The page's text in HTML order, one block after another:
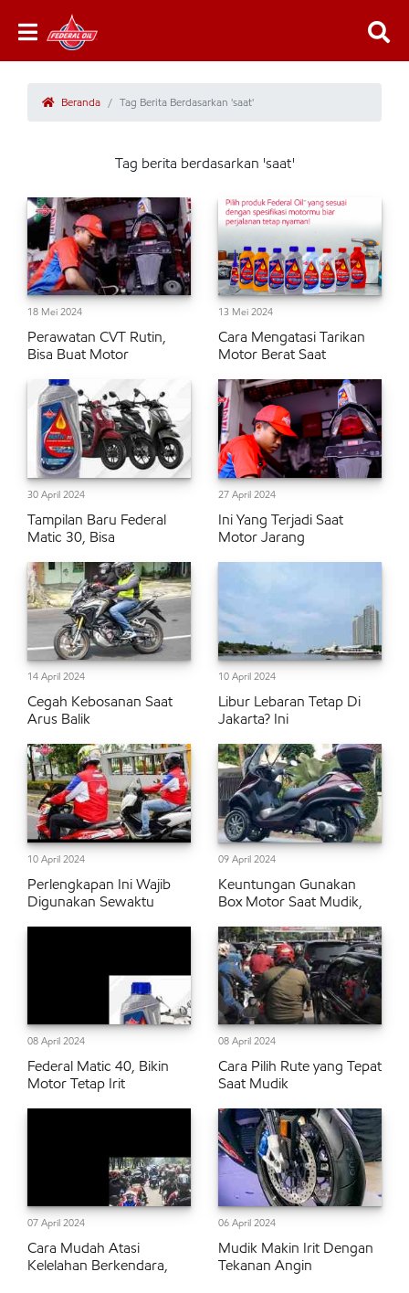
Beranda Tag Berita Berdasarkan 'saat'
Tag berita berdasarkan 'saat'
18 Mei 2024
Perawatan CVT Rutin,
Bisa Buat Motor
13 Mei 2024
Cara Mengatasi Tarikan
Motor Berat Saat
30 April 2024
Tampilan Baru Federal
Matic 30, Bisa
27 April 2024
Ini Yang Terjadi Saat
Motor Jarang
14 April 2024
Cegah Kebosanan Saat
Arus Balik
10 April 2024
Libur Lebaran Tetap Di
Jakarta? Ini
10 April 2024
Perlengkapan Ini Wajib
Digunakan Sewaktu
09 April 2024
Keuntungan Gunakan
Box Motor Saat Mudik,
08 April 2024
Federal Matic 40, Bikin
Motor Tetap Irit
08 April 2024
Cara Pilih Rute yang Tepat
Saat Mudik
07 April 2024
Cara Mudah Atasi
Kelelahan Berkendara,
06 April 2024
Mudik Makin Irit Dengan
Tekanan Angin